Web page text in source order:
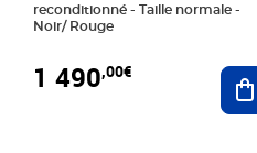
reconditionné - Taille normale -
Noir/ Rouge
1 490,00€